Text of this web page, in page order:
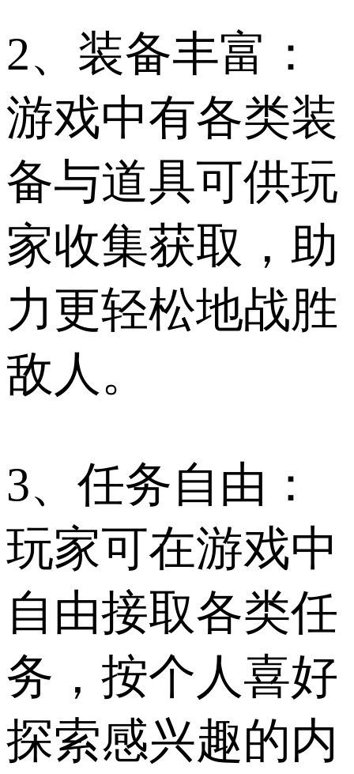
2、装备丰富：
游戏中有各类装
备与道具可供玩
家收集获取，助
力更轻松地战胜
敌人。
3、任务自由：
玩家可在游戏中
自由接取各类任
务，按个人喜好
探索感兴趣的内